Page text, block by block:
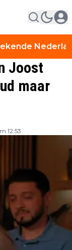
Joost
maar
12:53